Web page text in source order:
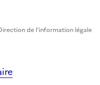
de l'information légale